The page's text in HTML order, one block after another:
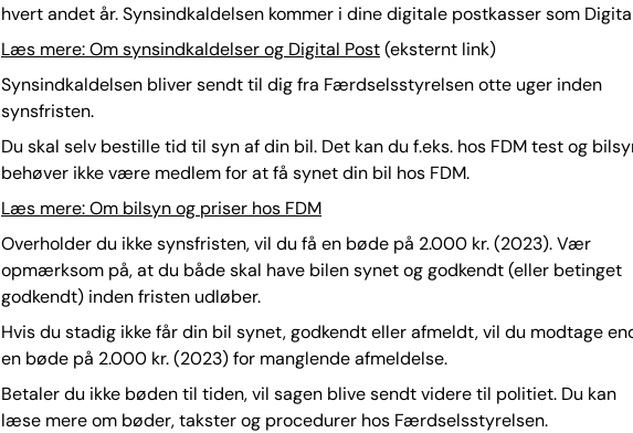
hvert andet år. Synsindkaldelsen kommer i dine digitale postkasser som
Læs mere: Om synsindkaldelser og Digital Post(eksternt link)
Synsindkaldelsen bliver sendt til dig fra Færdselsstyrelsen otte uger inden
synsfristen.
Du skal selv bestille tid til syn af din bil. Det kan du f.eks. hos FDM test og
behøver ikke være medlem for at få synet din bil hos FDM.
Læs mere: Om bilsyn og priser hos FDM
Overholder du ikke synsfristen, vil du få en bøde på 2.000 kr. (2023). Vær
opmærksom på, at du både skal have bilen synet og godkendt (eller betinget
godkendt) inden fristen udløber.
Hvis du stadig ikke får din bil synet, godkendt eller afmeldt, vil du modtage
en bøde på 2.000 kr. (2023) for manglende afmeldelse.
Betaler du ikke bøden til tiden, vil sagen blive sendt videre til politiet. Du kan
læse mere om bøder, takster og procedurer hos Færdselsstyrelsen.